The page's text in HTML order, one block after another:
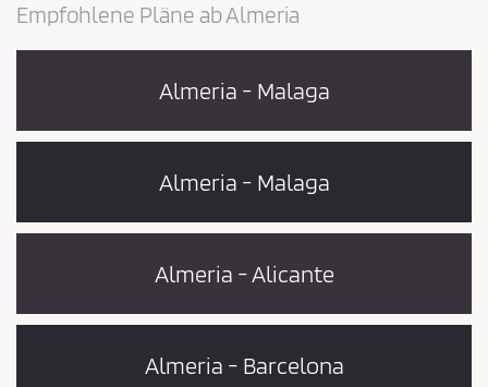
Empfohlene Pläne ab Almeria
Almeria - Malaga
Almeria - Malaga
Almeria - Alicante
Almeria - Barcelona